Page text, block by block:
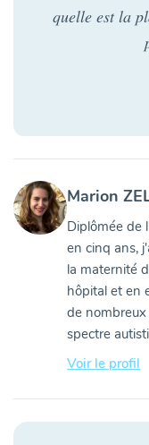
quelle est la
Marion
Diplômée de
en cinq ans,
la maternité
hôpital et en
de
spectre
Voir le profil